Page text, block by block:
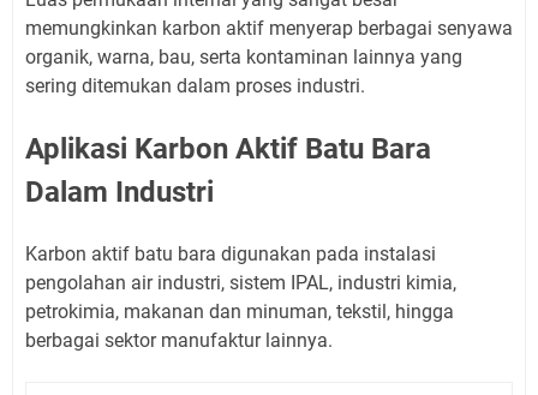
memungkinkan karbon aktif menyerap berbagai senyawa
organik, warna, bau, serta kontaminan lainnya yang
sering ditemukan dalam proses industri.
Aplikasi Karbon Aktif Batu Bara
Dalam Industri
Karbon aktif batu bara digunakan pada instalasi
pengolahan air industri, sistem IPAL, industri kimia,
petrokimia, makanan dan minuman, tekstil, hingga
berbagai sektor manufaktur lainnya.